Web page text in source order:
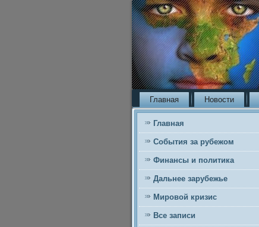
Главная Новости
Главная
События за рубежом
Финансы и политика
Дальнее зарубежье
Мировой кризис
Все записи